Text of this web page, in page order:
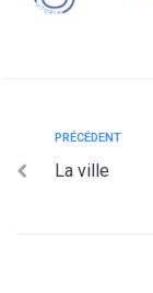
PRÉCÉDENT
La ville